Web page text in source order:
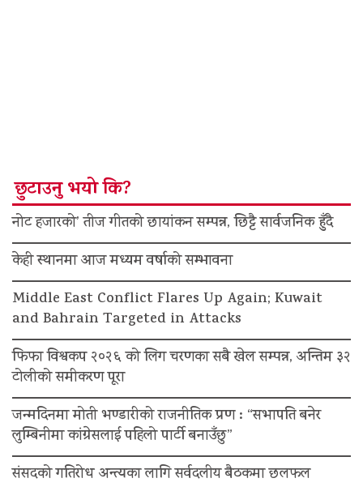
छुटाउनु भयो कि?
नोट हजारको’ तीज गीतको छायांकन सम्पन्न, छिट्टै सार्वजनिक हुँदै
केही स्थानमा आज मध्यम वर्षाको सम्भावना
Middle East Conflict Flares Up Again; Kuwait
and Bahrain Targeted in Attacks
फिफा विश्वकप २०२६ को लिग चरणका सबै खेल सम्पन्न, अन्तिम ३२
टोलीको समीकरण पूरा
जन्मदिनमा मोती भण्डारीको राजनीतिक प्रण : “सभापति बनेर
लुम्बिनीमा कांग्रेसलाई पहिलो पार्टी बनाउँछु”
संसदको गतिरोध अन्त्यका लागि सर्वदलीय बैठकमा छलफल